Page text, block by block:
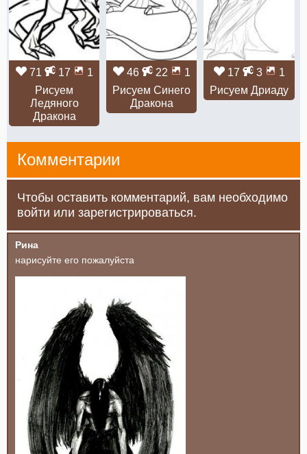
71 17
1
Рисуем
Ледяного
Дракона
46 22
1
Рисуем Синего
Дракона
17 3
1
Рисуем Дриаду
Комментарии
Чтобы оставить комментарий, вам необходимо
войти или зарегистрироваться.
Рина
нарисуйте его пожалуйста